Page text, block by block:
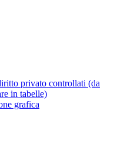
privato controllati (da
in tabelle)
grafica